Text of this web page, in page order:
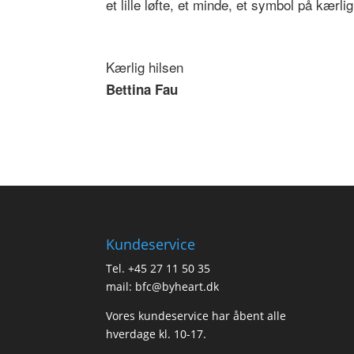
et lille løfte, et minde, et symbol på
Kærlig hilsen
Bettina Fau
Kundeservice
Tel.+45 27 11 50 35
mail: bfc@byheart.dk
Vores kundeservice har åbent alle
hverdage kl. 10-17.